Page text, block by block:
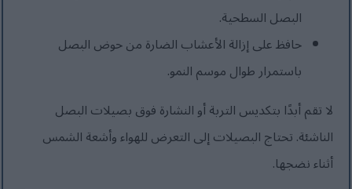
البصل السطحية.
حافظ على إزالة الأعشاب الضارة من حوض البصل
باستمرار طوال موسم النمو.
لا تقم أبدًا بتكديس التربة أو النشارة فوق بصيلات البصل
الناشئة. تحتاج البصيلات إلى التعرض للهواء وأشعة الشمس
أثناء نضجها.